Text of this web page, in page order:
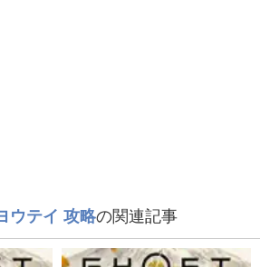
ウテイ 攻略の関連記事